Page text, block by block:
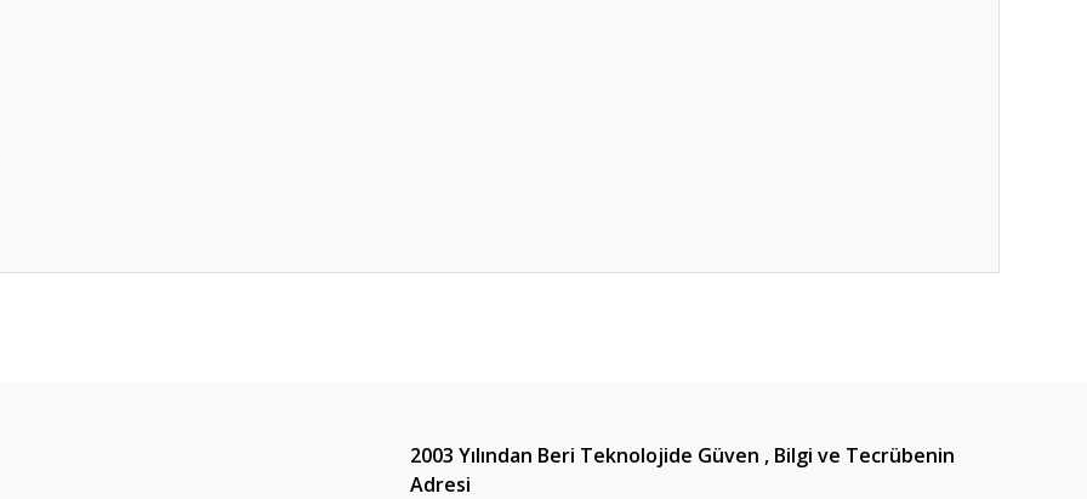
2003 Yılından Beri Teknolojide Güven , Bilgi ve Tecrübenin
Adresi